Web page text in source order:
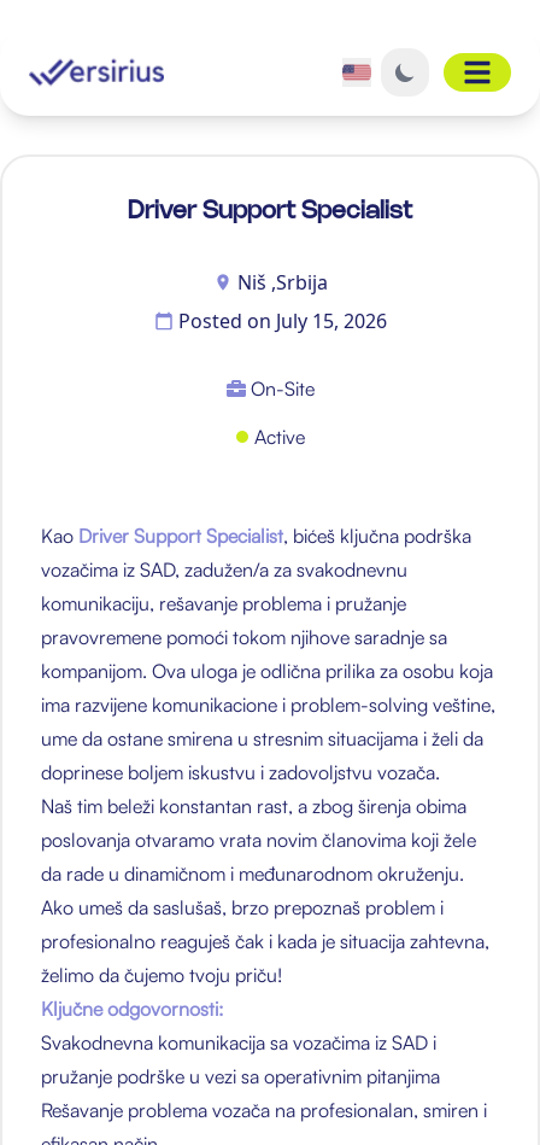
Open
Driver Support Specialist
Niš ,Srbija
Posted on July 15, 2026
On-Site
Active
Kao Driver Support Specialist, bićeš ključna podrška
vozačima iz SAD, zadužen/a za svakodnevnu
komunikaciju, rešavanje problema i pružanje
pravovremene pomoći tokom njihove saradnje sa
kompanijom. Ova uloga je odlična prilika za osobu koja
ima razvijene komunikacione i problem-solving veštine,
ume da ostane smirena u stresnim situacijama i želi da
doprinese boljem iskustvu i zadovoljstvu vozača.
Naš tim beleži konstantan rast, a zbog širenja obima
poslovanja otvaramo vrata novim članovima koji žele
da rade u dinamičnom i međunarodnom okruženju.
Ako umeš da saslušaš, brzo prepoznaš problem i
profesionalno reaguješ čak i kada je situacija zahtevna,
želimo da čujemo tvoju priču!
Ključne odgovornosti:
Svakodnevna komunikacija sa vozačima iz SAD i
pružanje podrške u vezi sa operativnim pitanjima
Rešavanje problema vozača na profesionalan, smiren i